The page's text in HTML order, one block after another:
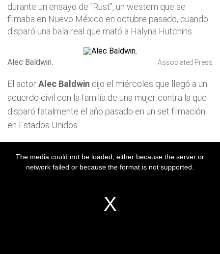
durante un ensayo de "Rust", un western que se
filmaba en Nuevo México en octubre pasado, cuando
disparó una bala real que mató a Halyna Hutchins.
Alec Baldwin. Associated Press
El actorAlec Baldwin dijo el miércoles que llegó a un
acuerdo civil con la familia de una mujer contra la que
disparó fatalmente el año pasado en un set filmación
en Estados Unidos.